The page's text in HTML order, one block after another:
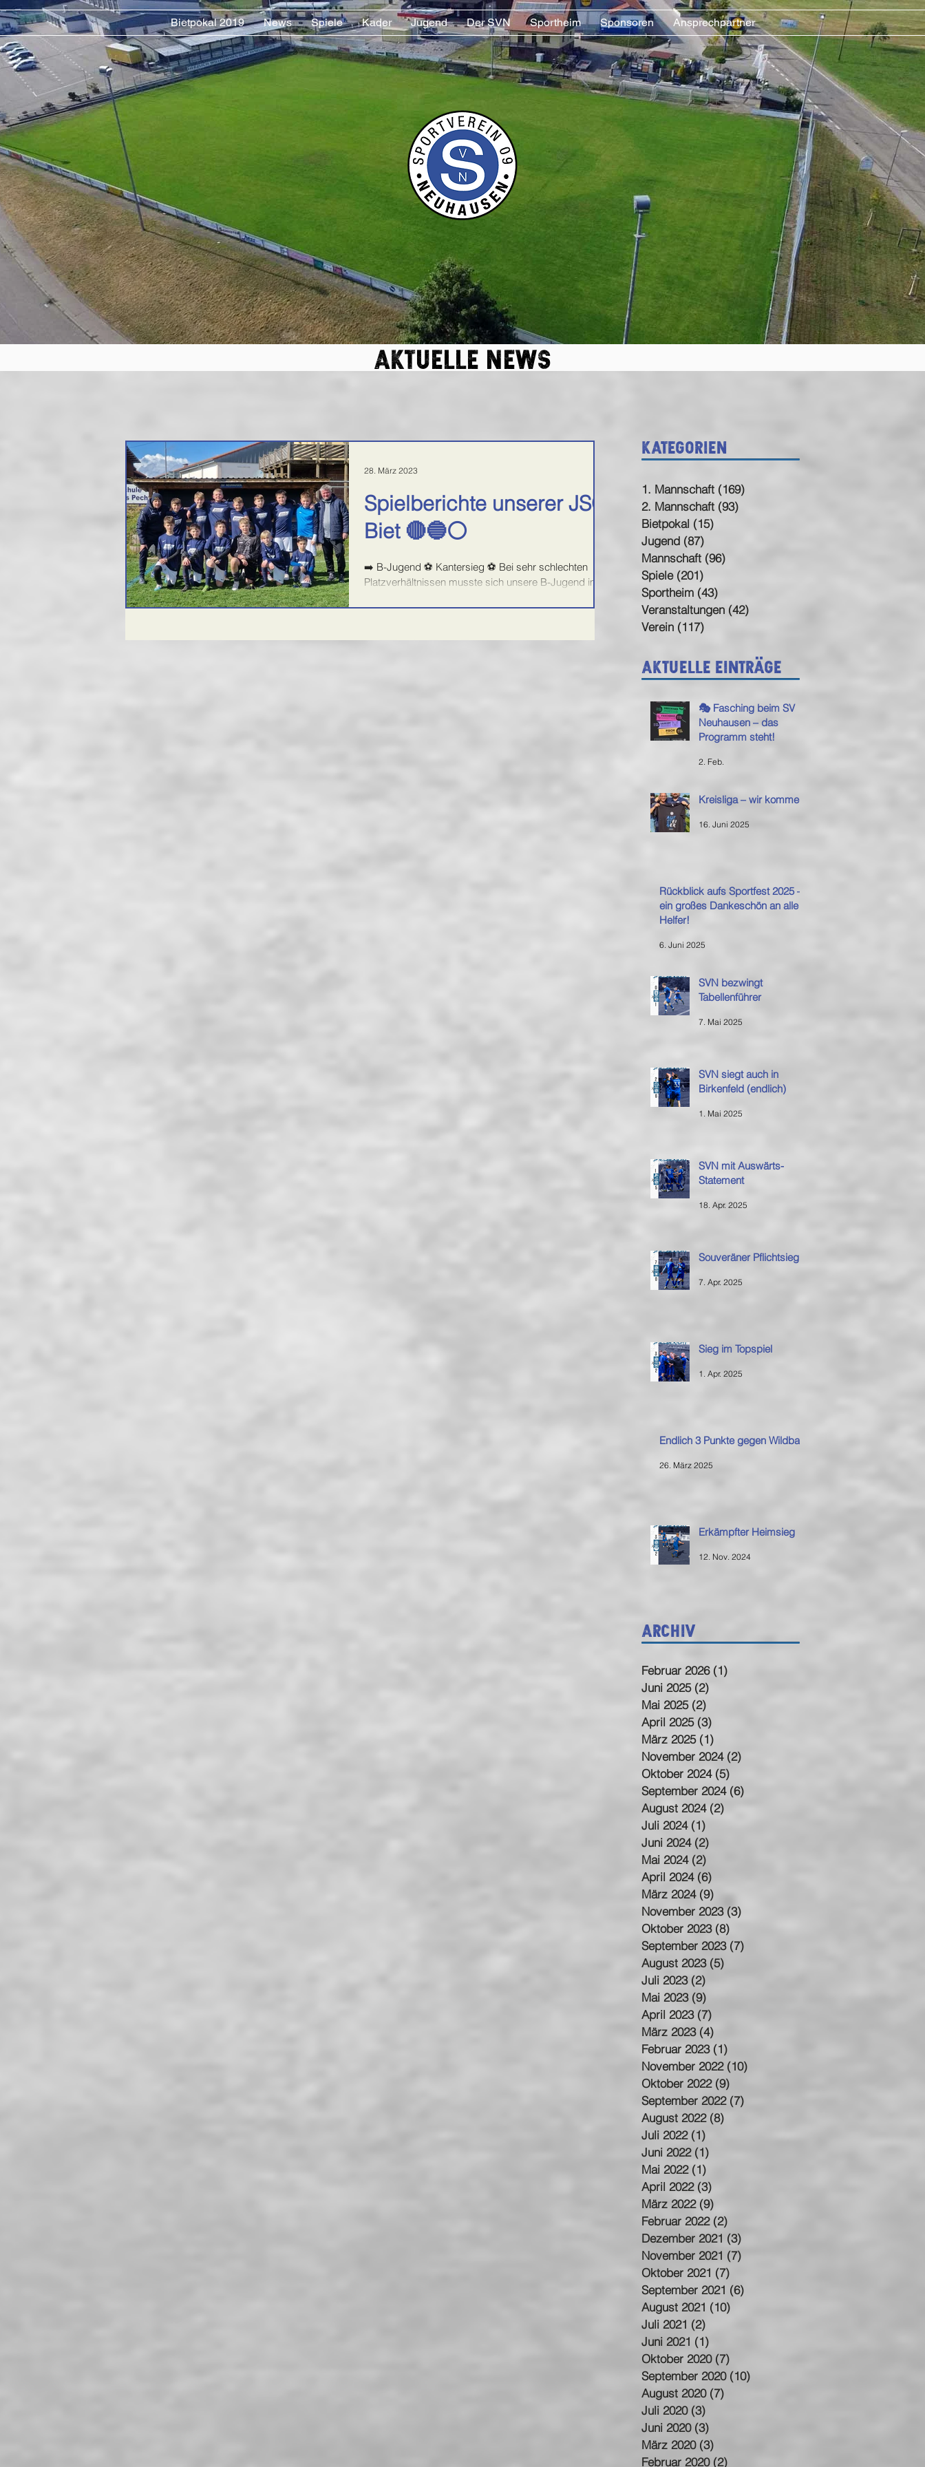
Bietpokal 2019 News Spiele Kader Jugend Der SVN Sportheim Sponsoren Ansprechpartner
aktuelle news
Spielberichte unserer JSG
Biet 🔴🔵⚪
➡️ B-Jugend ⚽️ Kantersieg ⚽️ Bei sehr schlechten
Platzverhältnissen musste sich unsere B-Jugend im
28. März 2023
Kategorien
1. Mannschaft (169)
2. Mannschaft (93)
Bietpokal (15)
Jugend (87)
Mannschaft (96)
Spiele (201)
Sportheim (43)
Veranstaltungen (42)
Verein (117)
Aktuelle Einträge
🎭 Fasching beim SV
Neuhausen – das
Programm steht!
2. Feb.
Kreisliga – wir kommen!
16. Juni 2025
Rückblick aufs Sportfest 2025 –
ein großes Dankeschön an alle
Helfer!
6. Juni 2025
SVN bezwingt
Tabellenführer
7. Mai 2025
SVN siegt auch in
Birkenfeld (endlich)
1. Mai 2025
SVN mit Auswärts-
Statement
18. Apr. 2025
Souveräner Pflichtsieg
7. Apr. 2025
Sieg im Topspiel
1. Apr. 2025
Endlich 3 Punkte gegen Wildbad
26. März 2025
Erkämpfter Heimsieg
12. Nov. 2024
Archiv
Februar 2026 (1)
Juni 2025 (2)
Mai 2025 (2)
April 2025 (3)
März 2025 (1)
November 2024 (2)
Oktober 2024 (5)
September 2024 (6)
August 2024 (2)
Juli 2024 (1)
Juni 2024 (2)
Mai 2024 (2)
April 2024 (6)
März 2024 (9)
November 2023 (3)
Oktober 2023 (8)
September 2023 (7)
August 2023 (5)
Juli 2023 (2)
Mai 2023 (9)
April 2023 (7)
März 2023 (4)
Februar 2023 (1)
November 2022 (10)
Oktober 2022 (9)
September 2022 (7)
August 2022 (8)
Juli 2022 (1)
Juni 2022 (1)
Mai 2022 (1)
April 2022 (3)
März 2022 (9)
Februar 2022 (2)
Dezember 2021 (3)
November 2021 (7)
Oktober 2021 (7)
September 2021 (6)
August 2021 (10)
Juli 2021 (2)
Juni 2021 (1)
Oktober 2020 (7)
September 2020 (10)
August 2020 (7)
Juli 2020 (3)
Juni 2020 (3)
März 2020 (3)
Februar 2020 (2)